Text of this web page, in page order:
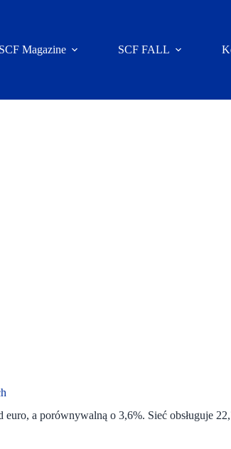
SCF Magazine SCF FALL
euro, a porównywalną o 3,6%. Sieć obsługuje